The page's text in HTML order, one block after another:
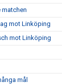
matchen
mot Linköping
mot Linköping
mål